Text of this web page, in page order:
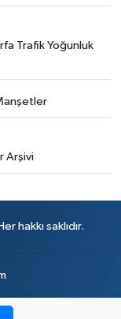
Trafik Yoğunluk
Arşivi
hakkı saklıdır.